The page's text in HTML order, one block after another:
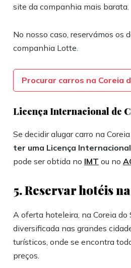
site da companhia mais barata.
No nosso caso, reservámos os
companhia Lotte.
Procurar carros na Coreia
Licença Internacional de
Se decidir alugar carro na Coreia
ter uma Licença
pode ser obtida no IMT ou no
5. Reservar hotéis
A oferta hoteleira, na Coreia do
diversificada nas grandes
turísticos, onde se encontra
preços.